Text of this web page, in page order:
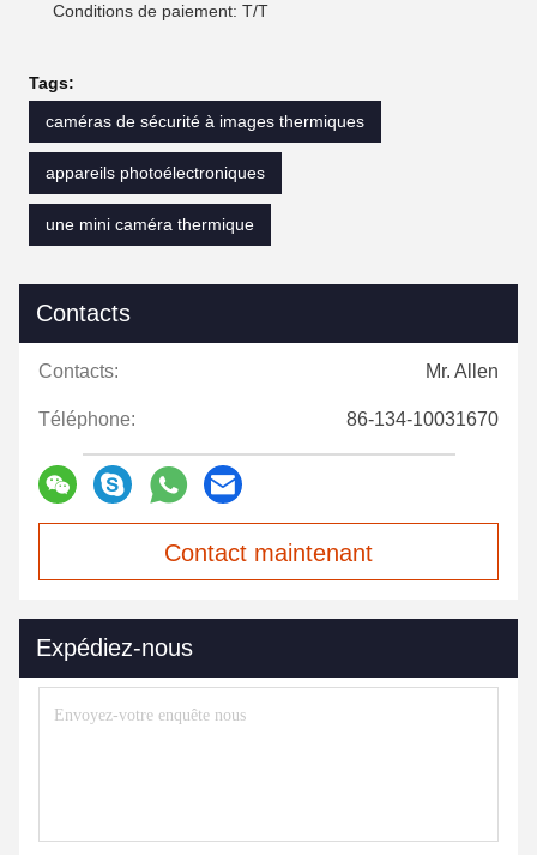
Conditions de paiement: T/T
Tags:
caméras de sécurité à images thermiques
appareils photoélectroniques
une mini caméra thermique
Contacts
Contacts: Mr. Allen
Téléphone: 86-134-10031670
Contact maintenant
Expédiez-nous